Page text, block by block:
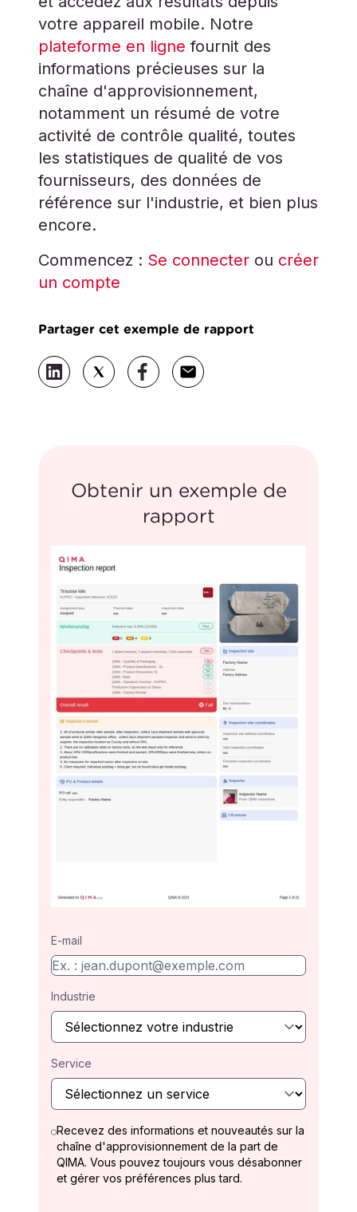
votre appareil mobile. Notre
plateforme en ligne fournit des
informations précieuses sur la
chaîne d'approvisionnement,
notamment un résumé de votre
activité de contrôle qualité, toutes
les statistiques de qualité de vos
fournisseurs, des données de
référence sur l'industrie, et bien plus
encore.
Commencez : Se connecter ou créer
un compte
Partager cet exemple de rapport
Obtenir un exemple de
rapport
E-mail
Industrie
Service
Recevez des informations et nouveautés sur la
chaîne d'approvisionnement de la part de
QIMA. Vous pouvez toujours vous désabonner
et gérer vos préférences plus tard.